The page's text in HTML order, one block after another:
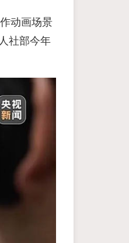
动画场景
社部今年